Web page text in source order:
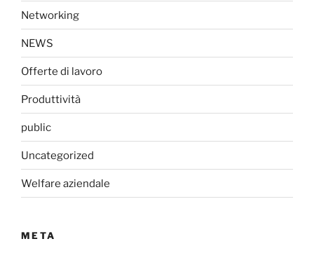
Networking
NEWS
Offerte di lavoro
Produttività
public
Uncategorized
Welfare aziendale
META